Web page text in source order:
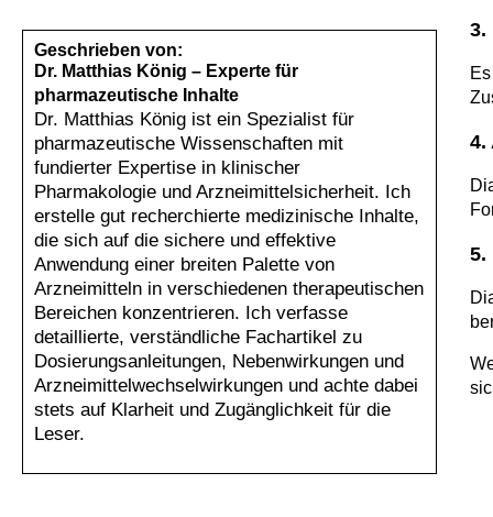
Geschrieben von:
Dr. Matthias König – Experte für
pharmazeutische Inhalte
Dr. Matthias König ist ein Spezialist für
pharmazeutische Wissenschaften mit
fundierter Expertise in klinischer
Pharmakologie und Arzneimittelsicherheit. Ich
erstelle gut recherchierte medizinische Inhalte,
die sich auf die sichere und effektive
Anwendung einer breiten Palette von
Arzneimitteln in verschiedenen therapeutischen
Bereichen konzentrieren. Ich verfasse
detaillierte, verständliche Fachartikel zu
Dosierungsanleitungen, Nebenwirkungen und
Arzneimittelwechselwirkungen und achte dabei
stets auf Klarheit und Zugänglichkeit für die
Leser.
3.
4.
5.